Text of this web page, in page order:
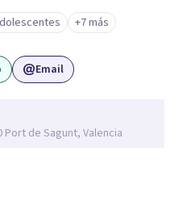
y experiencias
vocación: acompañar a
momentos más cruciales,
saludables y un
+7 más
Email
de Sagunt, Valencia